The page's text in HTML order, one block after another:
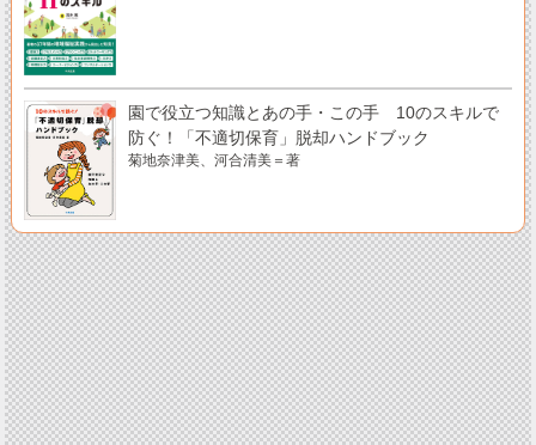
園で役立つ知識とあの手・この手 10のスキルで
防ぐ！「不適切保育」脱却ハンドブック
菊地奈津美、河合清美＝著